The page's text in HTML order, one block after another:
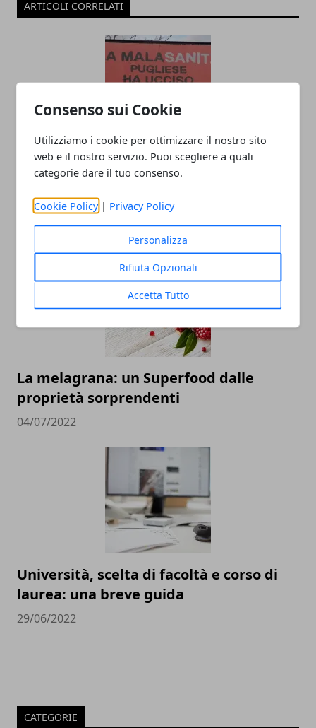
Consenso sui Cookie
Utilizziamo i cookie per ottimizzare il nostro sito
web e il nostro servizio. Puoi scegliere a quali
categorie dare il tuo consenso.
Cookie Policy | Privacy Policy
Personalizza
Rifiuta Opzionali
Accetta Tutto
ARTICOLI CORRELATI
“La malasanità pugliese ha ucciso mia
mamma”: l’appello di un figlio che
descrive una realtà dolorosa
14/11/2023
La melagrana: un Superfood dalle
proprietà sorprendenti
04/07/2022
Università, scelta di facoltà e corso di
laurea: una breve guida
29/06/2022
CATEGORIE